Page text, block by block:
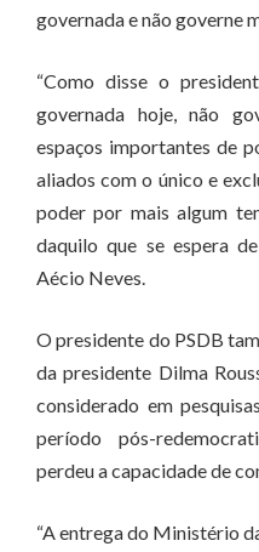
governada e não governe
“Como disse o
governada hoje, não
espaços importantes de
aliados com o único e
poder por mais algum
daquilo que se espera
Aécio Neves.
O presidente do PSDB
da presidente Dilma
considerado em
período pós-
perdeu a capacidade de
“A entrega do Ministério